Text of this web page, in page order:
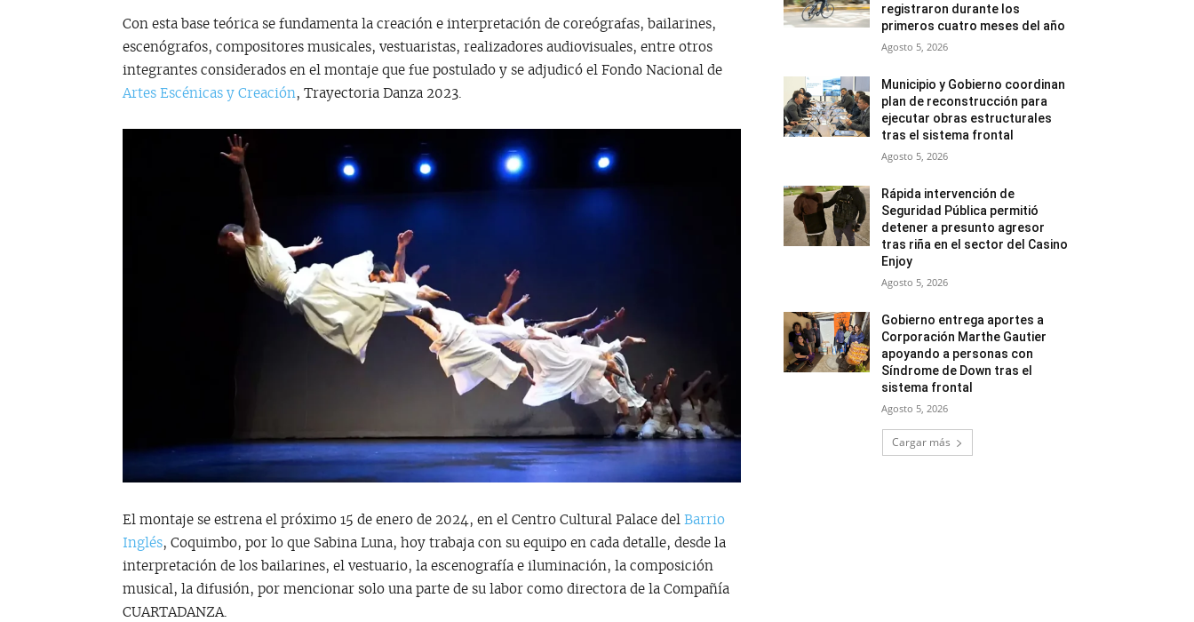
Con esta base teórica se fundamenta la creación e interpretación de coreógrafas, bailarines,
escenógrafos, compositores musicales, vestuaristas, realizadores audiovisuales, entre otros
integrantes considerados en el montaje que fue postulado y se adjudicó el Fondo Nacional de
Artes Escénicas y Creación, Trayectoria Danza 2023.
El montaje se estrena el próximo 15 de enero de 2024, en el Centro Cultural Palace del Barrio
Inglés, Coquimbo, por lo que Sabina Luna, hoy trabaja con su equipo en cada detalle, desde la
interpretación de los bailarines, el vestuario, la escenografía e iluminación, la composición
musical, la difusión, por mencionar solo una parte de su labor como directora de la Compañía
CUARTADANZA.
registraron durante los
primeros cuatro meses del año
Agosto 5, 2026
Municipio y Gobierno coordinan
plan de reconstrucción para
ejecutar obras estructurales
tras el sistema frontal
Agosto 5, 2026
Rápida intervención de
Seguridad Pública permitió
detener a presunto agresor
tras riña en el sector del Casino
Enjoy
Agosto 5, 2026
Gobierno entrega aportes a
Corporación Marthe Gautier
apoyando a personas con
Síndrome de Down tras el
sistema frontal
Agosto 5, 2026
Cargar más